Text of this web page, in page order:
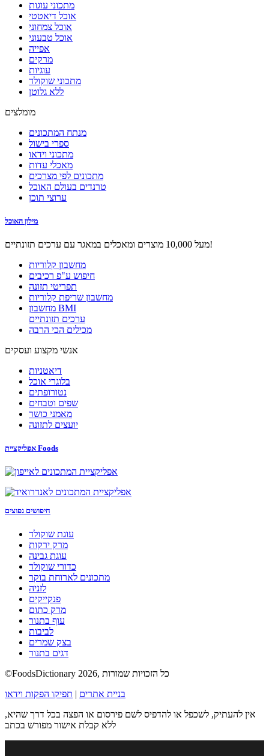
מתכוני עוגות
אוכל דיאטטי
אוכל צמחוני
אוכל טבעוני
אפייה
מרקים
עוגיות
מתכוני שוקולד
ללא גלוטן
מומלצים
מנתח המתכונים
ספרי בישול
מתכוני וידאו
מאכלי עדות
מתכונים לפי מצרכים
טרנדים בעולם האוכל
ערוצי תוכן
מילון האוכל
מעל 10,000 מוצרים ומאכלים במאגר עם ערכים תזונתיים!
מחשבון קלוריות
חיפוש ע"פ רכיבים
תפריטי תזונה
מחשבון שריפת קלוריות
מחשבון BMI
ערכים תזונתיים
מכילים הכי הרבה
אנשי מקצוע ועסקים
דיאטניות
בלוגרי אוכל
נטורופתים
שפים וטבחים
מאמני כושר
יועצים לתזונה
אפליקציית Foods
חיפושים נפוצים
עוגת שוקולד
מרק ירקות
עוגת גבינה
כדורי שוקולד
מתכונים לארוחת בוקר
לזניה
פנקייקים
מרק כתום
עוף בתנור
לביבות
בצק שמרים
דגים בתנור
©FoodsDictionary 2026, כל הזכויות שמורות
בניית אתרים | תפיקו הפקות וידאו
אין להעתיק, לשכפל או להדפיס לשם פירסום או הפצה בכל דרך שהיא,
ללא קבלת אישור מפורש בכתב